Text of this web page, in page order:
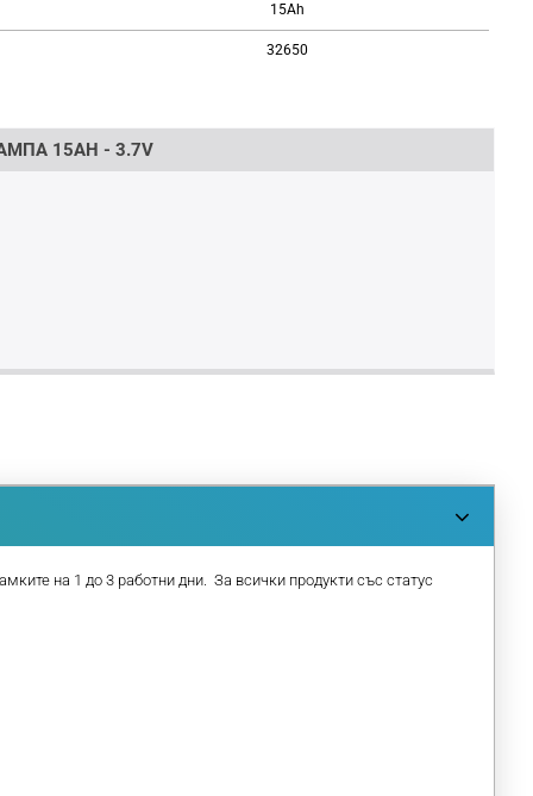
15Ah
32650
15AH - 3.7V
на 1 до 3 работни дни. За всички продукти със статус